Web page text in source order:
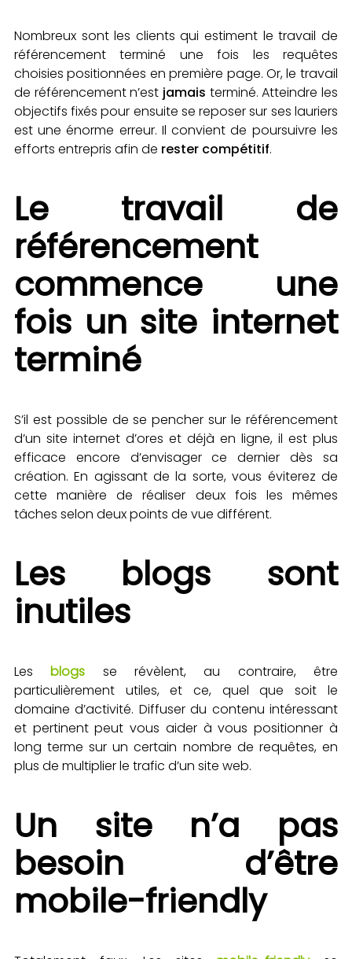
Nombreux sont les clients qui estiment le travail de
référencement terminé une fois les requêtes
choisies positionnées en première page. Or, le travail
de référencement n’est jamais terminé. Atteindre les
objectifs fixés pour ensuite se reposer sur ses lauriers
est une énorme erreur. Il convient de poursuivre les
efforts entrepris afin de rester compétitif.
Le travail de
référencement
commence une
fois un site internet
terminé
S’il est possible de se pencher sur le référencement
d’un site internet d’ores et déjà en ligne, il est plus
efficace encore d’envisager ce dernier dès sa
création. En agissant de la sorte, vous éviterez de
cette manière de réaliser deux fois les mêmes
tâches selon deux points de vue différent.
Les blogs sont
inutiles
Lesblogs se révèlent, au contraire, être
particulièrement utiles, et ce, quel que soit le
domaine d’activité. Diffuser du contenu intéressant
et pertinent peut vous aider à vous positionner à
long terme sur un certain nombre de requêtes, en
plus de multiplier le trafic d’un site web.
Un site n’a pas
besoin d’être
mobile-friendly